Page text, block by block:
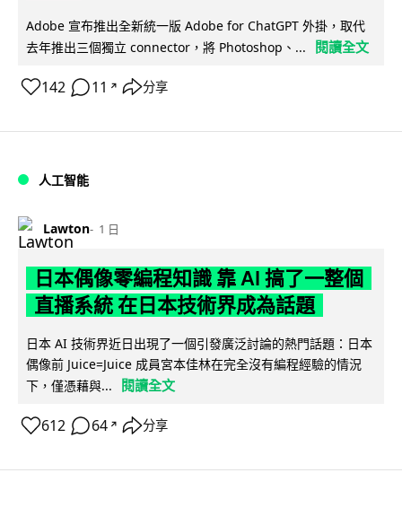
Adobe 宣布推出全新統一版 Adobe for ChatGPT 外掛，取代
去年推出三個獨立 connector，將 Photoshop、...
閱讀全文
142 11 ↗ 分享
人工智能
Lawton 1 日
日本偶像零編程知識 靠 AI 搞了一整個
直播系統 在日本技術界成為話題
日本 AI 技術界近日出現了一個引發廣泛討論的熱門話題：日本
偶像前 Juice=Juice 成員宮本佳林在完全沒有編程經驗的情況
下，僅憑藉與...
閱讀全文
612 64 ↗ 分享